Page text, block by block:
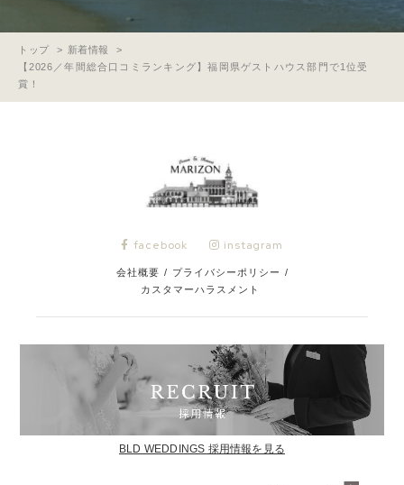
トップ
新着情報
【2026／年間総合口コミランキング】福岡県ゲストハウス部門で1位受
賞！
facebook instagram
会社概要 / プライバシーポリシー /
カスタマーハラスメント
BLD WEDDINGS 採用情報を見る